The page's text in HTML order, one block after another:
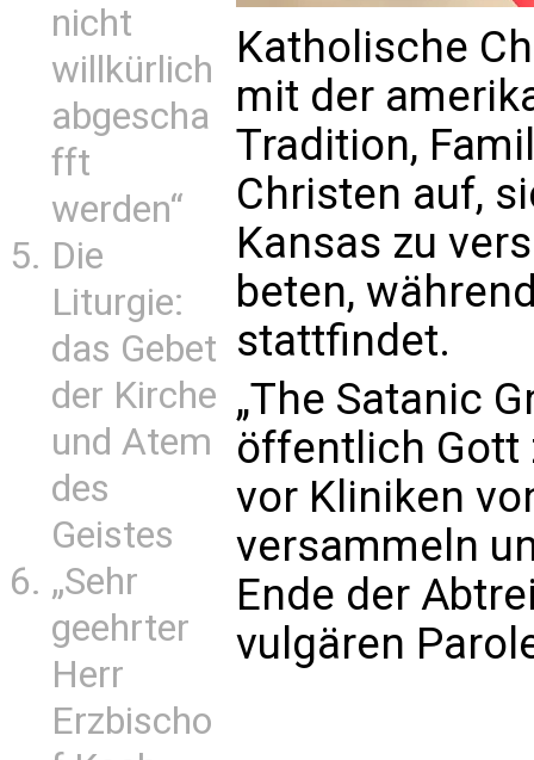
nicht
willkürlich
abgescha
fft
werden“
Die
Liturgie:
das Gebet
der Kirche
und Atem
des
Geistes
„Sehr
geehrter
Herr
Erzbischo
Katholische
mit der
Tradition,
Christen auf,
Kansas zu
beten,
stattfindet.
„The Satanic
öffentlich Gott
vor Kliniken
versammeln
Ende der
vulgären